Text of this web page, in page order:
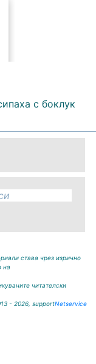
с боклук
става чрез изрично
на
читателски
- 2026, supportNetservice